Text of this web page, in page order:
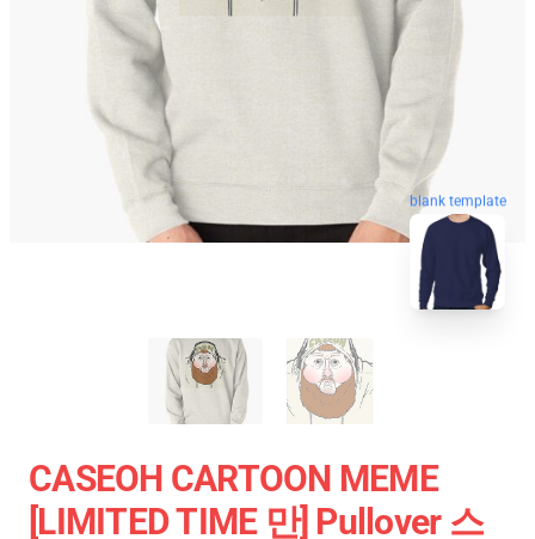
blank template
CASEOH CARTOON MEME
[LIMITED TIME 만] Pullover 스